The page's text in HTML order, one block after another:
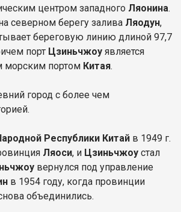
центром западного Ляонина.
северном берегу залива Ляодун,
береговую линию длиной 97,7
порт Цзиньчжоу является
портом Китая.
город с более чем
Республики Китай в 1949 г.
Ляоси, и Цзиньчжоу стал
вернулся под управление
в 1954 году, когда провинции
объединились.